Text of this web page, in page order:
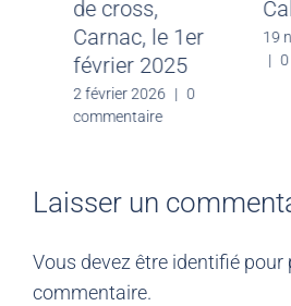
Le 15 février
2026
20 février 2026 | 0
commentaire
de
Laisser un
Vous devez être identifié pour
commentaire.